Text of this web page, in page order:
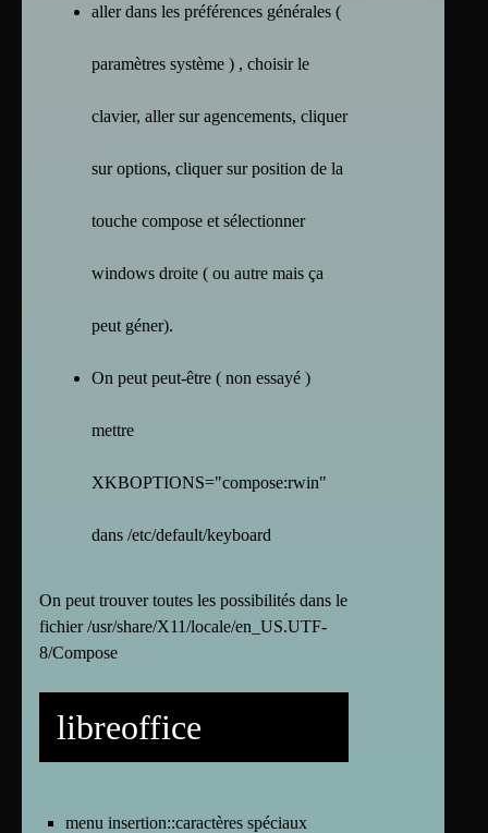
aller dans les préférences générales (
paramètres système ) , choisir le
clavier, aller sur agencements, cliquer
sur options, cliquer sur position de la
touche compose et sélectionner
windows droite ( ou autre mais ça
peut géner).
On peut peut-être ( non essayé )
mettre
XKBOPTIONS="compose:rwin"
dans /etc/default/keyboard
On peut trouver toutes les possibilités dans le
fichier /usr/share/X11/locale/en_US.UTF-
8/Compose
libreoffice
menu insertion::caractères spéciaux